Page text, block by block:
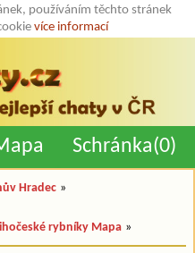
používáním těchto stránek
více informací
Schránka(0)
Hradec »
rybníky Mapa »